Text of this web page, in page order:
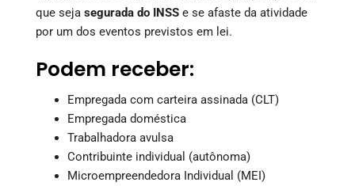
que seja segurada do INSS e se afaste da atividade
por um dos eventos previstos em lei.
Podem receber:
Empregada com carteira assinada (CLT)
Empregada doméstica
Trabalhadora avulsa
Contribuinte individual (autônoma)
Microempreendedora Individual (MEI)